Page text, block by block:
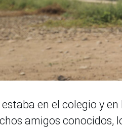
estaba en el colegio y
amigos conocidos,